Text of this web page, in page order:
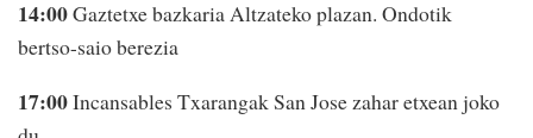
14:00Gaztetxe bazkaria Altzateko plazan. Ondotik
bertso-saio berezia
17:00Incansables Txarangak San Jose zahar etxean joko